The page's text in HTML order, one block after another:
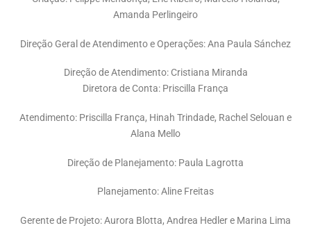
Amanda Perlingeiro
Direção Geral de Atendimento e Operações:Ana Paula Sánchez
Direção de Atendimento: Cristiana Miranda
Diretora de Conta: Priscilla França
Atendimento: Priscilla França, Hinah Trindade, Rachel Selouan e
Alana Mello
Direção de Planejamento: Paula Lagrotta
Planejamento:Aline Freitas
Gerente de Projeto:Aurora Blotta, Andrea Hedler e Marina Lima